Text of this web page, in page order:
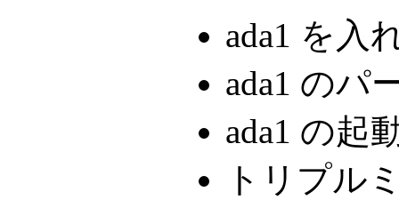
ada1 を入
ada1 のパ
ada1 の起
トリプル